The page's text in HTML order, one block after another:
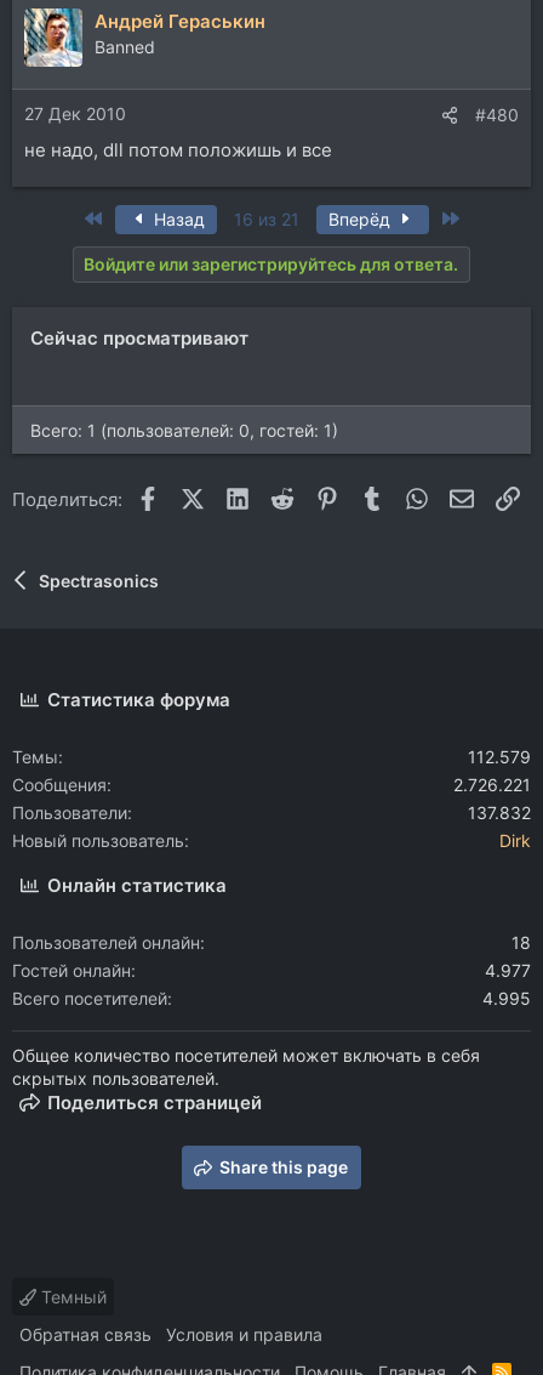
Андрей Гераськин
Banned
27 Дек 2010 #480
не надо, dll потом положишь и все
First Назад 16 из 21 Вперёд
Войдите или зарегистрируйтесь для ответа.
Сейчас просматривают
Всего: 1 (пользователей: 0, гостей: 1)
Поделиться: FacebookX (Twitter)
LinkedIn
Reddit Pinterest
Tumblr WhatsApp
Spectrasonics
Статистика форума
Темы
112.579
Сообщения
2.726.221
Пользователи
137.832
Новый пользователь
Dirk
Онлайн статистика
Пользователей онлайн
18
Гостей онлайн
4.977
Всего посетителей
4.995
Общее количество посетителей может включать в себя
скрытых пользователей.
Поделиться страницей
Share this page
Темный
Обратная связь
Условия и правила
R